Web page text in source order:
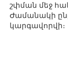
շփման մեջ
Ժամանակի
կարգավորվի։